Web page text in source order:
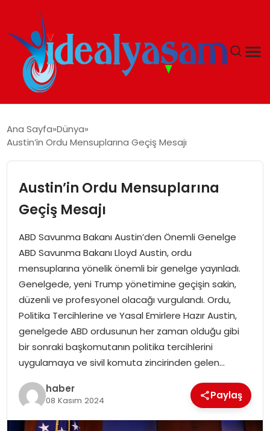
EKONOMI
İDEAL YAŞAM
İDEAL SPOR
YAŞAM
MAGAZIN
SAĞLIK
SOSYAL HABER
Ana Sayfa Dünya
Austin’in Ordu Mensuplarına Geçiş Mesajı
Austin’in Ordu Mensuplarına
Geçiş Mesajı
ABD Savunma Bakanı Austin’den Önemli Genelge
ABD Savunma Bakanı Lloyd Austin, ordu
mensuplarına yönelik önemli bir genelge yayınladı.
Genelgede, yeni Trump yönetimine geçişin sakin,
düzenli ve profesyonel olacağı vurgulandı. Ordu,
Politika Tercihlerine ve Yasal Emirlere Hazır Austin,
genelgede ABD ordusunun her zaman olduğu gibi
bir sonraki başkomutanın politika tercihlerini
uygulamaya ve sivil komuta zincirinden gelen…
haber
08 Kasım 2024 Paylaş